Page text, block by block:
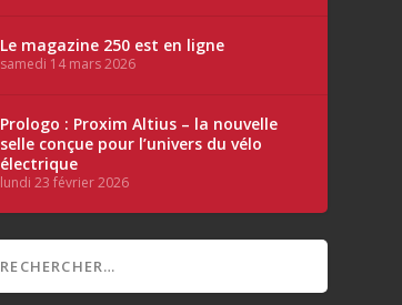
Le magazine 250 est en ligne
samedi 14 mars 2026
Prologo : Proxim Altius – la nouvelle
selle conçue pour l’univers du vélo
électrique
lundi 23 février 2026